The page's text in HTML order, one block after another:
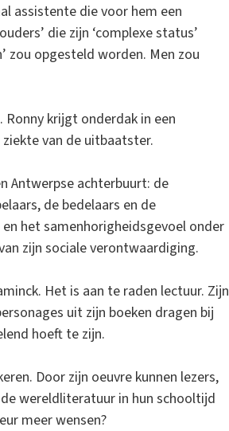
assistente die voor hem een
die zijn ‘complexe status’
zou opgesteld worden. Men zou
krijgt onderdak in een
van de uitbaatster.
Antwerpse achterbuurt: de
de bedelaars en de
het samenhorigheidsgevoel onder
zijn sociale verontwaardiging.
Het is aan te raden lectuur. Zijn
uit zijn boeken dragen bij
hoeft te zijn.
Door zijn oeuvre kunnen lezers,
wereldliteratuur in hun schooltijd
meer wensen?